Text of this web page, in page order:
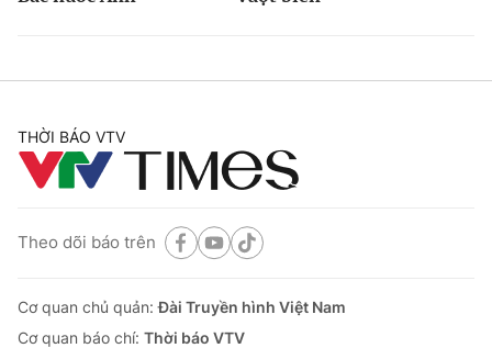
THỜI BÁO VTV
Theo dõi báo trên
Cơ quan chủ quản:Đài Truyền hình Việt Nam
Cơ quan báo chí: Thời báo VTV